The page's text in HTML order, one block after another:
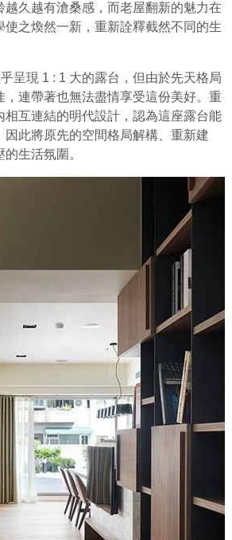
久越有滄桑感，而老屋翻新的魅力在
之煥然一新，重新詮釋截然不同的生
呈現 1 : 1 大的露台，但由於先天格局
連帶著也無法盡情享受這份美好。重
互連結的明代設計，認為這座露台能
此將原先的空間格局解構、重新建
生活氛圍。